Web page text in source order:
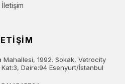
İletişim
1992. Sokak, Vetrocity
Daire:94 Esenyurt/İstanbul